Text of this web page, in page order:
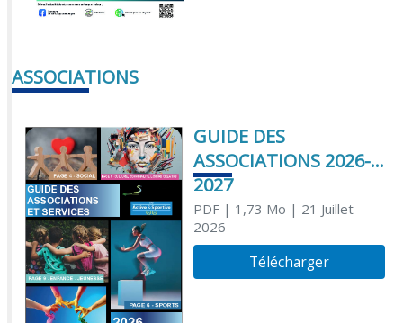
ASSOCIATIONS
GUIDE DES
ASSOCIATIONS 2026-
2027
PDF| 1,73 Mo | 21 Juillet
2026
Télécharger